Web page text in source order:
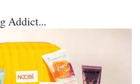
Addict...